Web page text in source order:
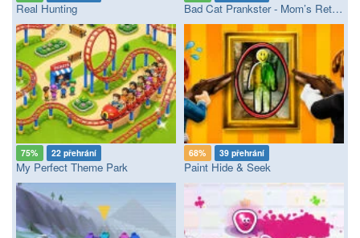
Real Hunting Bad Cat Prankster - Mom’s Return
75% 22 přehrání
My Perfect Theme Park
68% 39 přehrání
Paint Hide & Seek